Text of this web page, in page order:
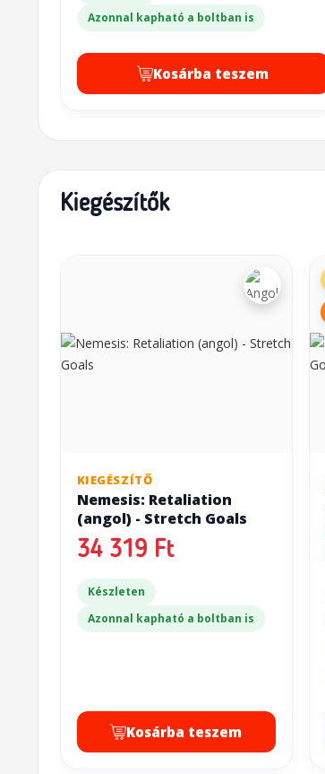
Azonnal kapható a boltban is
Kosárba teszem
Kiegészítők
KIEGÉSZÍTŐ
Nemesis: Retaliation
(angol) - Stretch Goals
34 319 Ft
Készleten
Azonnal kapható a boltban is
Kosárba teszem